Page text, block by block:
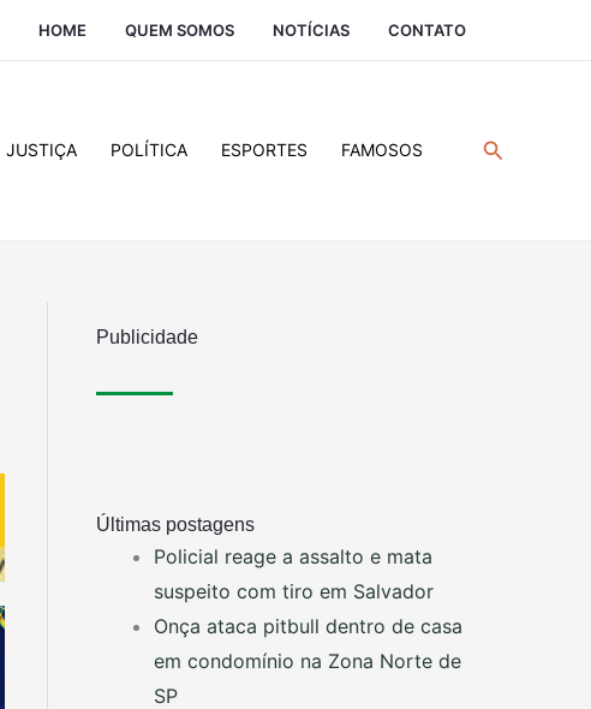
HOME QUEM SOMOS NOTÍCIAS CONTATO
JUSTIÇA POLÍTICA ESPORTES FAMOSOS Pesquisar
Publicidade
Últimas postagens
Policial reage a assalto e mata
suspeito com tiro em Salvador
Onça ataca pitbull dentro de casa
em condomínio na Zona Norte de
SP